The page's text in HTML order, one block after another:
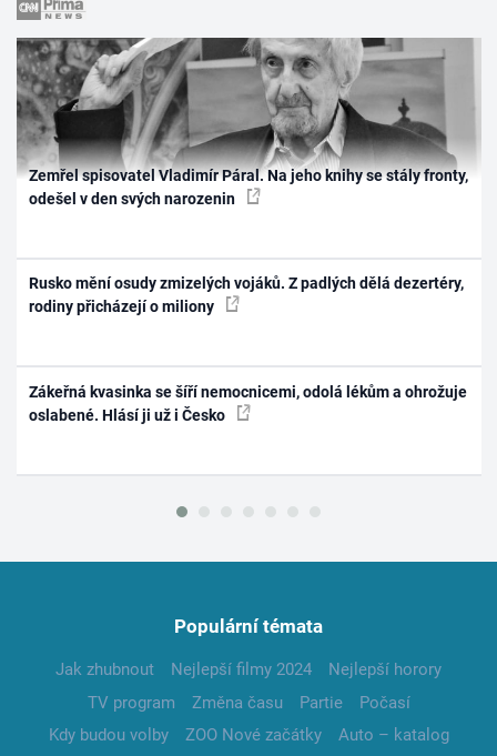
Zemřel spisovatel Vladimír Páral. Na jeho knihy se stály fronty,
odešel v den svých narozenin
Rusko mění osudy zmizelých vojáků. Z padlých dělá dezertéry,
rodiny přicházejí o miliony
Zákeřná kvasinka se šíří nemocnicemi, odolá lékům a ohrožuje
oslabené. Hlásí ji už i Česko
Populární témata
Jak zhubnout Nejlepší filmy 2024
Nejlepší horory
TV program
Změna času Partie
Počasí
Kdy budou volby
ZOO Nové začátky
Auto – katalog